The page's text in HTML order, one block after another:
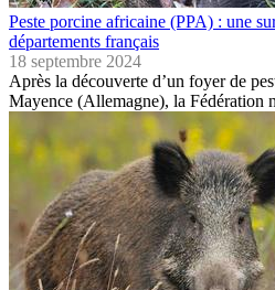
Peste porcine africaine (PPA) : une
départements français
18 septembre 2024
Après la découverte d’un foyer de
Mayence (Allemagne), la Fédération